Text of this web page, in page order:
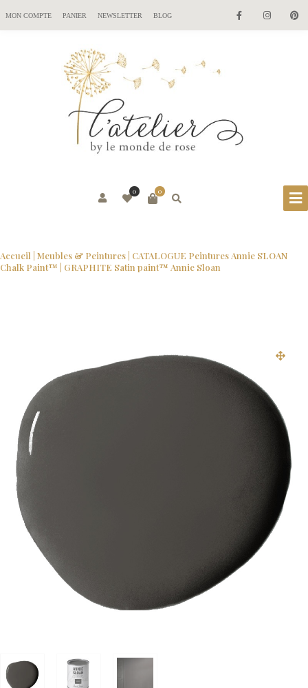
MON COMPTE PANIER NEWSLETTER BLOG
0
0
Accueil Meubles & Peintures CATALOGUE Peintures Annie SLOAN
Chalk Paint™ | GRAPHITE Satin paint™ Annie Sloan